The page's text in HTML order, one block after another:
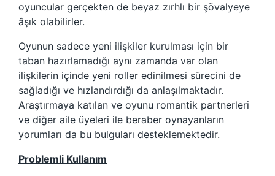
oyuncular gerçekten de beyaz zırhlı bir şövalyeye
âşık olabilirler.
Oyunun sadece yeni ilişkiler kurulması için bir
taban hazırlamadığı aynı zamanda var olan
ilişkilerin içinde yeni roller edinilmesi sürecini de
sağladığı ve hızlandırdığı da anlaşılmaktadır.
Araştırmaya katılan ve oyunu romantik partnerleri
ve diğer aile üyeleri ile beraber oynayanların
yorumları da bu bulguları desteklemektedir.
Problemli Kullanım